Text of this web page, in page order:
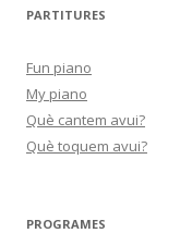
PARTITURES
Fun piano
My piano
Què cantem avui?
Què toquem avui?
PROGRAMES